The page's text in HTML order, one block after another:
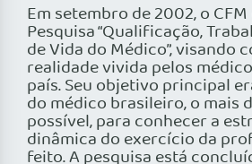
Em setembro de 2002, o
Pesquisa “Qualificação,
de Vida do Médico”, visando
realidade vivida pelos
país. Seu objetivo principal
do médico brasileiro, o mais
possível, para conhecer a
dinâmica do exercício da
feito. A pesquisa está